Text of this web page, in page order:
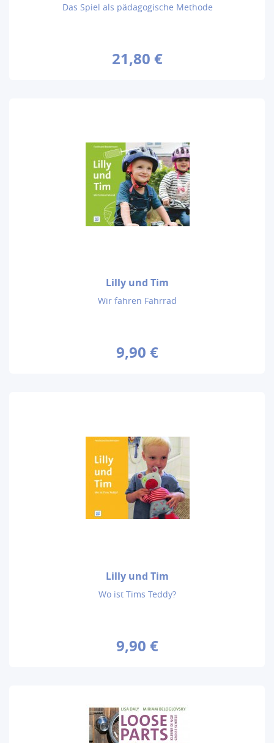
Das Spiel als pädagogische Methode
21,80 €
Lilly und Tim
Wir fahren Fahrrad
9,90 €
Lilly und Tim
Wo ist Tims Teddy?
9,90 €